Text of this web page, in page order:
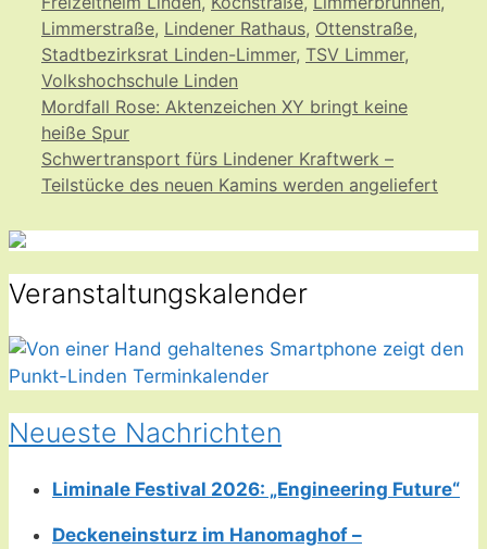
Limmerstraße, Lindener Rathaus, Ottenstraße,
Stadtbezirksrat Linden-Limmer, TSV Limmer,
Volkshochschule Linden
Mordfall Rose: Aktenzeichen XY bringt keine
heiße Spur
Schwertransport fürs Lindener Kraftwerk –
Teilstücke des neuen Kamins werden angeliefert
Veranstaltungskalender
Neueste Nachrichten
Liminale Festival 2026: „Engineering Future“
Deckeneinsturz im Hanomaghof –